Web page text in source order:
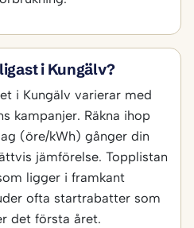
i Kungälv?
i Kungälv varierar med
kampanjer. Räkna ihop
(öre/kWh) gånger din
jämförelse. Topplistan
ligger i framkant
ofta startrabatter som
det första året.